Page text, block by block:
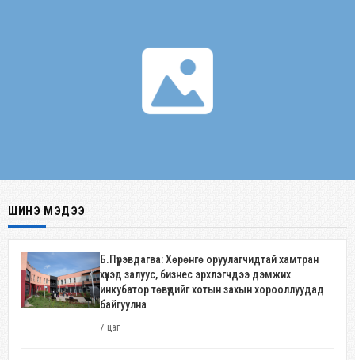
ШИНЭ МЭДЭЭ
Б.Пүрэвдагва: Хөрөнгө оруулагчидтай хамтран
хүүхэд залуус, бизнес эрхлэгчдээ дэмжих
инкубатор төвүүдийг хотын захын хорооллуудад
байгуулна
7 цаг